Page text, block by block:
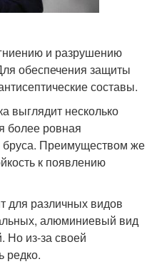
и разрушению
обеспечения защиты
составы.
выглядит несколько
более ровная
бруса. Преимуществом же
к появлению
для различных видов
алюминиевый вид
Но из-за своей
редко.